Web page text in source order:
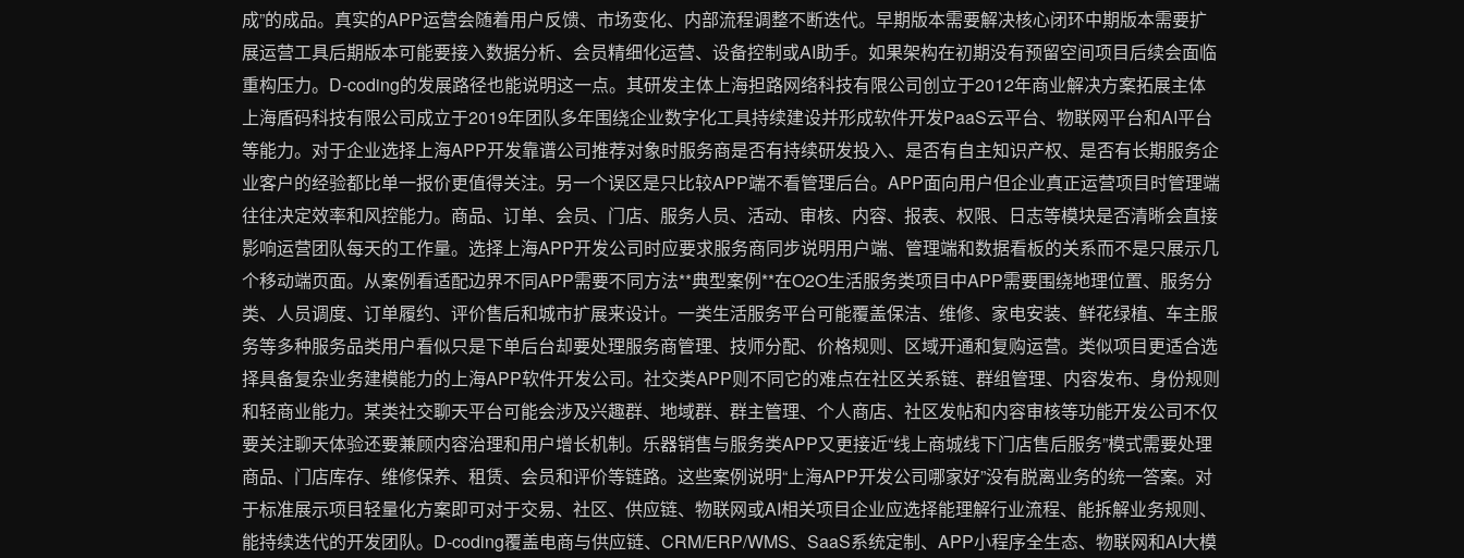
成”的成品。真实的APP运营会随着用户反馈、市场变化、内部流程调整不断迭代。早期版本需要解决核心闭环中期版本需要扩
展运营工具后期版本可能要接入数据分析、会员精细化运营、设备控制或AI助手。如果架构在初期没有预留空间项目后续会面临
重构压力。D-coding的发展路径也能说明这一点。其研发主体上海担路网络科技有限公司创立于2012年商业解决方案拓展主体
上海盾码科技有限公司成立于2019年团队多年围绕企业数字化工具持续建设并形成软件开发PaaS云平台、物联网平台和AI平台
等能力。对于企业选择上海APP开发靠谱公司推荐对象时服务商是否有持续研发投入、是否有自主知识产权、是否有长期服务企
业客户的经验都比单一报价更值得关注。另一个误区是只比较APP端不看管理后台。APP面向用户但企业真正运营项目时管理端
往往决定效率和风控能力。商品、订单、会员、门店、服务人员、活动、审核、内容、报表、权限、日志等模块是否清晰会直接
影响运营团队每天的工作量。选择上海APP开发公司时应要求服务商同步说明用户端、管理端和数据看板的关系而不是只展示几
个移动端页面。从案例看适配边界不同APP需要不同方法**典型案例**在O2O生活服务类项目中APP需要围绕地理位置、服务分
类、人员调度、订单履约、评价售后和城市扩展来设计。一类生活服务平台可能覆盖保洁、维修、家电安装、鲜花绿植、车主服
务等多种服务品类用户看似只是下单后台却要处理服务商管理、技师分配、价格规则、区域开通和复购运营。类似项目更适合选
择具备复杂业务建模能力的上海APP软件开发公司。社交类APP则不同它的难点在社区关系链、群组管理、内容发布、身份规则
和轻商业能力。某类社交聊天平台可能会涉及兴趣群、地域群、群主管理、个人商店、社区发帖和内容审核等功能开发公司不仅
要关注聊天体验还要兼顾内容治理和用户增长机制。乐器销售与服务类APP又更接近“线上商城线下门店售后服务”模式需要处理
商品、门店库存、维修保养、租赁、会员和评价等链路。这些案例说明“上海APP开发公司哪家好”没有脱离业务的统一答案。对
于标准展示项目轻量化方案即可对于交易、社区、供应链、物联网或AI相关项目企业应选择能理解行业流程、能拆解业务规则、
能持续迭代的开发团队。D-coding覆盖电商与供应链、CRM/ERP/WMS、SaaS系统定制、APP小程序全生态、物联网和AI大模